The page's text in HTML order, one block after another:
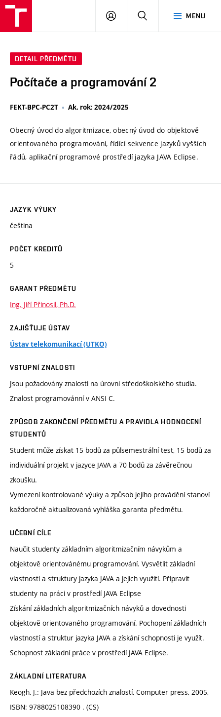
MENU
PŘIHLÁSIT
DETAIL PŘEDMĚTU
Počítače a programování 2
FEKT-BPC-PC2T Ak. rok: 2024/2025
Obecný úvod do algoritmizace, obecný úvod do objektově
orientovaného programování, řídící sekvence jazyků vyšších
řádů, aplikační programové prostředí jazyka JAVA Eclipse.
JAZYK VÝUKY
čeština
POČET KREDITŮ
5
GARANT PŘEDMĚTU
Ing. Jiří Přinosil, Ph.D.
ZAJIŠŤUJE ÚSTAV
Ústav telekomunikací (UTKO)
VSTUPNÍ ZNALOSTI
Jsou požadovány znalosti na úrovni středoškolského studia.
Znalost programovánní v ANSI C.
ZPŮSOB ZAKONČENÍ PŘEDMĚTU A PRAVIDLA HODNOCENÍ
STUDENTŮ
Student může získat 15 bodů za půlsemestrální test, 15 bodů za
individuální projekt v jazyce JAVA a 70 bodů za závěrečnou
zkoušku.
Vymezení kontrolované výuky a způsob jejího provádění stanoví
každoročně aktualizovaná vyhláška garanta předmětu.
UČEBNÍ CÍLE
Naučit studenty základním algoritmizačním návykům a
objektově orientovánému programování. Vysvětlit základní
vlastnosti a struktury jazyka JAVA a jejich využití. Připravit
studenty na práci v prostředí JAVA Eclipse
Získání základních algoritmizačních návyků a dovednosti
objektově orientovaného programování. Pochopení základních
vlastností a struktur jazyka JAVA a získání schopnosti je využít.
Schopnost základní práce v prostředí JAVA Eclipse.
ZÁKLADNÍ LITERATURA
Keogh, J.: Java bez předchozích znalostí, Computer press, 2005,
ISBN: 9788025108390 . (CS)